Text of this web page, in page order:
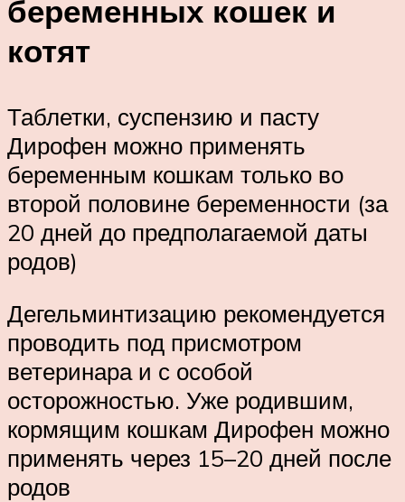
беременных кошек и
котят
Таблетки, суспензию и пасту
Дирофен можно применять
беременным кошкам только во
второй половине беременности (за
20 дней до предполагаемой даты
родов)
Дегельминтизацию рекомендуется
проводить под присмотром
ветеринара и с особой
осторожностью. Уже родившим,
кормящим кошкам Дирофен можно
применять через 15–20 дней после
родов